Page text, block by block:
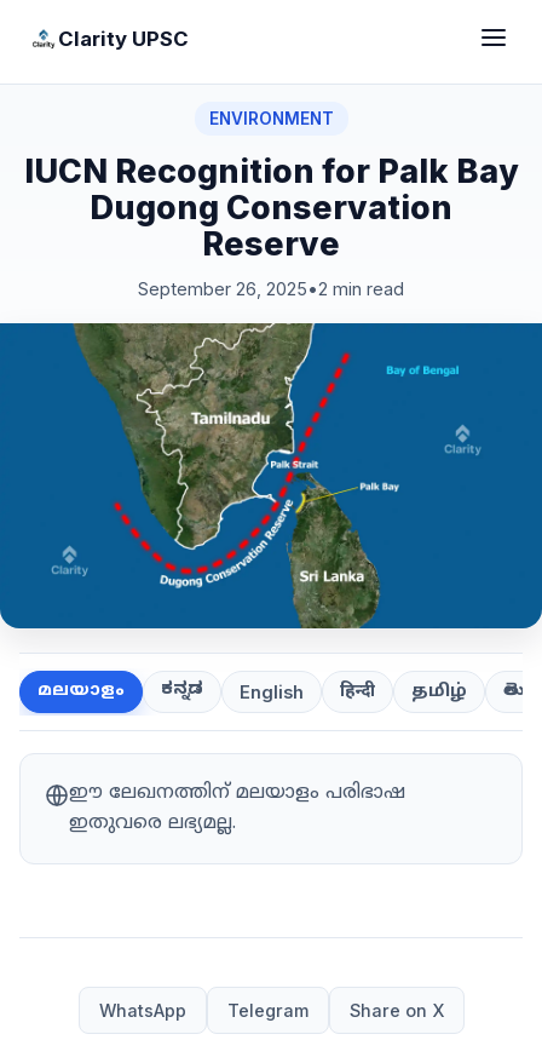
Clarity UPSC
ENVIRONMENT
IUCN Recognition for Palk Bay
Dugong Conservation
Reserve
September 26, 2025•2 min read
മലയാളം ಕನ್ನಡ English हिन्दी தமிழ்
ഈ ലേഖനത്തിന് മലയാളം പരിഭാഷ
ഇതുവരെ ലഭ്യമല്ല.
WhatsApp Telegram Share on X